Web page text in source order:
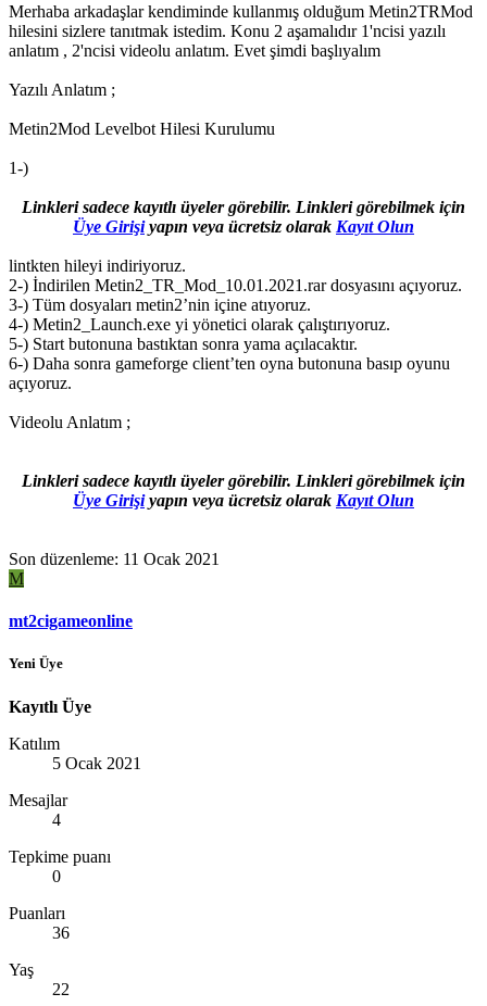
Merhaba arkadaşlar kendiminde kullanmış olduğum Metin2TRMod
hilesini sizlere tanıtmak istedim. Konu 2 aşamalıdır 1'ncisi yazılı
anlatım , 2'ncisi videolu anlatım. Evet şimdi başlıyalım
Yazılı Anlatım ;
Metin2Mod Levelbot Hilesi Kurulumu
1-)
Linkleri sadece kayıtlı üyeler görebilir. Linkleri görebilmek için
Üye Girişiyapın veya ücretsiz olarak Kayıt Olun
lintkten hileyi indiriyoruz.
2-) İndirilen Metin2_TR_Mod_10.01.2021.rar dosyasını açıyoruz.
3-) Tüm dosyaları metin2’nin içine atıyoruz.
4-) Metin2_Launch.exe yi yönetici olarak çalıştırıyoruz.
5-) Start butonuna bastıktan sonra yama açılacaktır.
6-) Daha sonra gameforge client’ten oyna butonuna basıp oyunu
açıyoruz.
Videolu Anlatım ;
Linkleri sadece kayıtlı üyeler görebilir. Linkleri görebilmek için
Üye Girişiyapın veya ücretsiz olarak Kayıt Olun
Son düzenleme: 11 Ocak 2021
M
mt2cigameonline
Yeni Üye
Kayıtlı Üye
Katılım
5 Ocak 2021
Mesajlar
4
Tepkime puanı
0
Puanları
36
Yaş
22